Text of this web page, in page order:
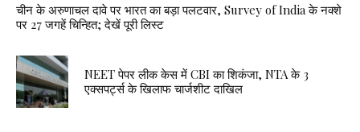
चीन के अरुणाचल दावे पर भारत का बड़ा पलटवार, Survey of India के नक्शे
पर 27 जगहें चिन्हित; देखें पूरी लिस्ट
NEET पेपर लीक केस में CBI का शिकंजा, NTA के 3
एक्सपर्ट्स के खिलाफ चार्जशीट दाखिल